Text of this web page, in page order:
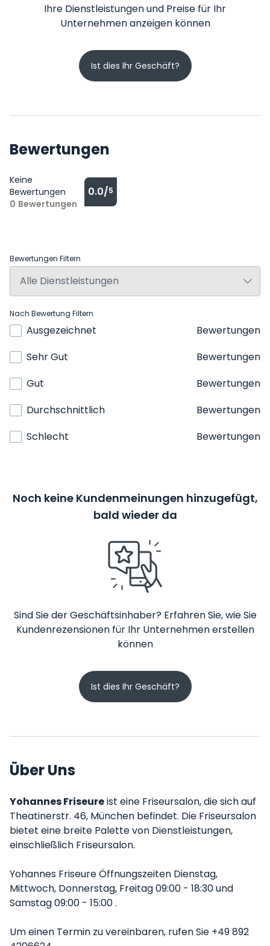
Ihre Dienstleistungen und Preise für Ihr
Unternehmen anzeigen können
Ist dies Ihr Geschäft?
Bewertungen
Keine
Bewertungen
0 Bewertungen
0.0/5
Bewertungen Filtern
Nach Bewertung Filtern
Ausgezeichnet
Bewertungen
Sehr Gut
Bewertungen
Gut
Bewertungen
Durchschnittlich
Bewertungen
Schlecht
Bewertungen
Noch keine Kundenmeinungen hinzugefügt,
bald wieder da
Sind Sie der Geschäftsinhaber? Erfahren Sie, wie Sie
Kundenrezensionen für Ihr Unternehmen erstellen
können
Ist dies Ihr Geschäft?
Über Uns
Yohannes Friseureist eine Friseursalon, die sich auf
Theatinerstr. 46, München befindet. Die Friseursalon
bietet eine breite Palette von Dienstleistungen,
einschließlich Friseursalon.
Yohannes Friseure Öffnungszeiten Dienstag,
Mittwoch, Donnerstag, Freitag 09:00 - 18:30 und
Samstag 09:00 - 15:00 .
Um einen Termin zu vereinbaren, rufen Sie +49 892